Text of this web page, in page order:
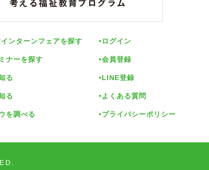
ンターンフェアを探す
ナーを探す
る
る
を調べる
ログイン
会員登録
LINE登録
よくある質問
プライバシーポリシー